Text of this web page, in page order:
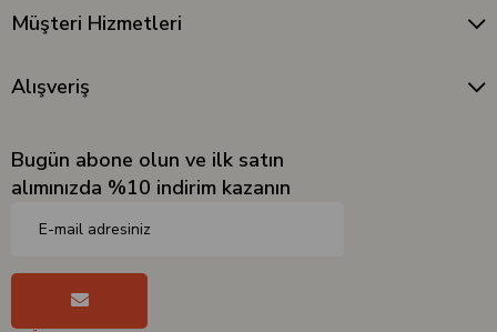
Müşteri Hizmetleri
Alışveriş
Bugün abone olun ve ilk satın
alımınızda %10 indirim kazanın